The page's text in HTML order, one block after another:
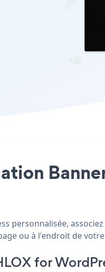
personnalisée,
ou à l'endroit de
for